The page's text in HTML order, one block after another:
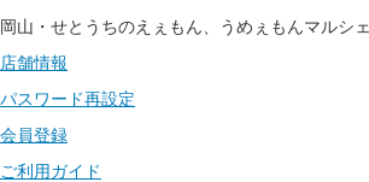
岡山・せとうちのえぇもん、うめぇもんマルシェ
店舗情報
パスワード再設定
会員登録
ご利用ガイド